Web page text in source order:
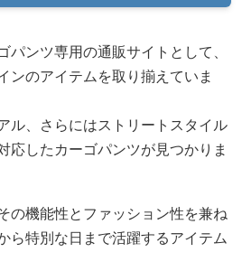
パンツ専用の通販サイトとして、
ンのアイテムを取り揃えていま
ル、さらにはストリートスタイル
応したカーゴパンツが見つかりま
の機能性とファッション性を兼ね
ら特別な日まで活躍するアイテム